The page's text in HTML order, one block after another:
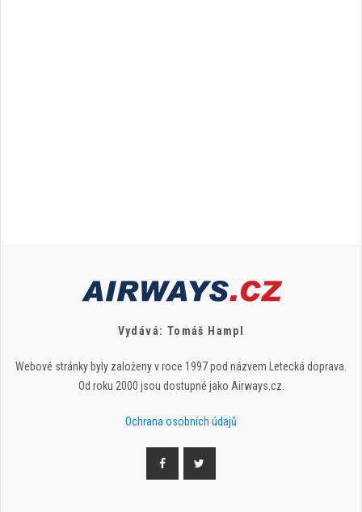
Vydává: Tomáš Hampl
Webové stránky byly založeny v roce 1997 pod názvem Letecká doprava.
Od roku 2000 jsou dostupné jako Airways.cz.
Ochrana osobních údajů